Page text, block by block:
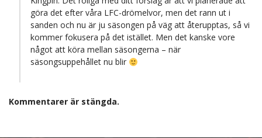
göra det efter våra LFC-drömelvor, men det rann ut i
sanden och nu är ju säsongen på väg att återupptas, så vi
kommer fokusera på det istället. Men det kanske vore
något att köra mellan säsongerna – när
säsongsuppehållet nu blir
Kommentarer är stängda.